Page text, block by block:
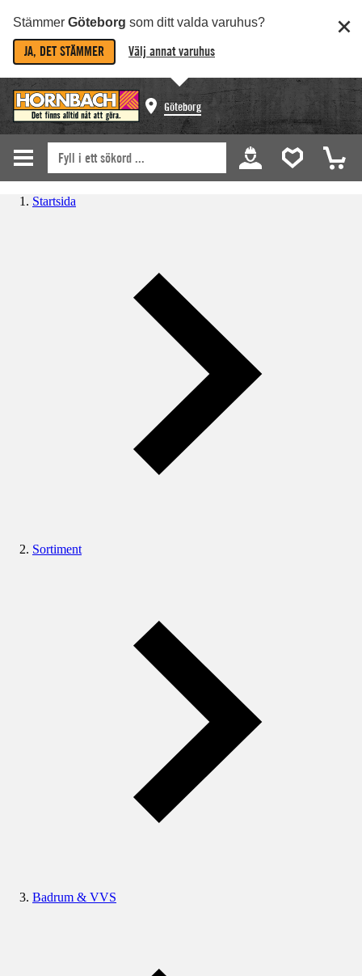
Stämmer Göteborg som ditt valda varuhus?
JA, DET STÄMMER Välj annat varuhus
Göteborg
Startsida
Sortiment
Badrum & VVS